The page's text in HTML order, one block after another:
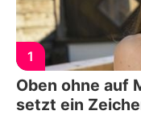
1
Oben ohne auf
setzt ein